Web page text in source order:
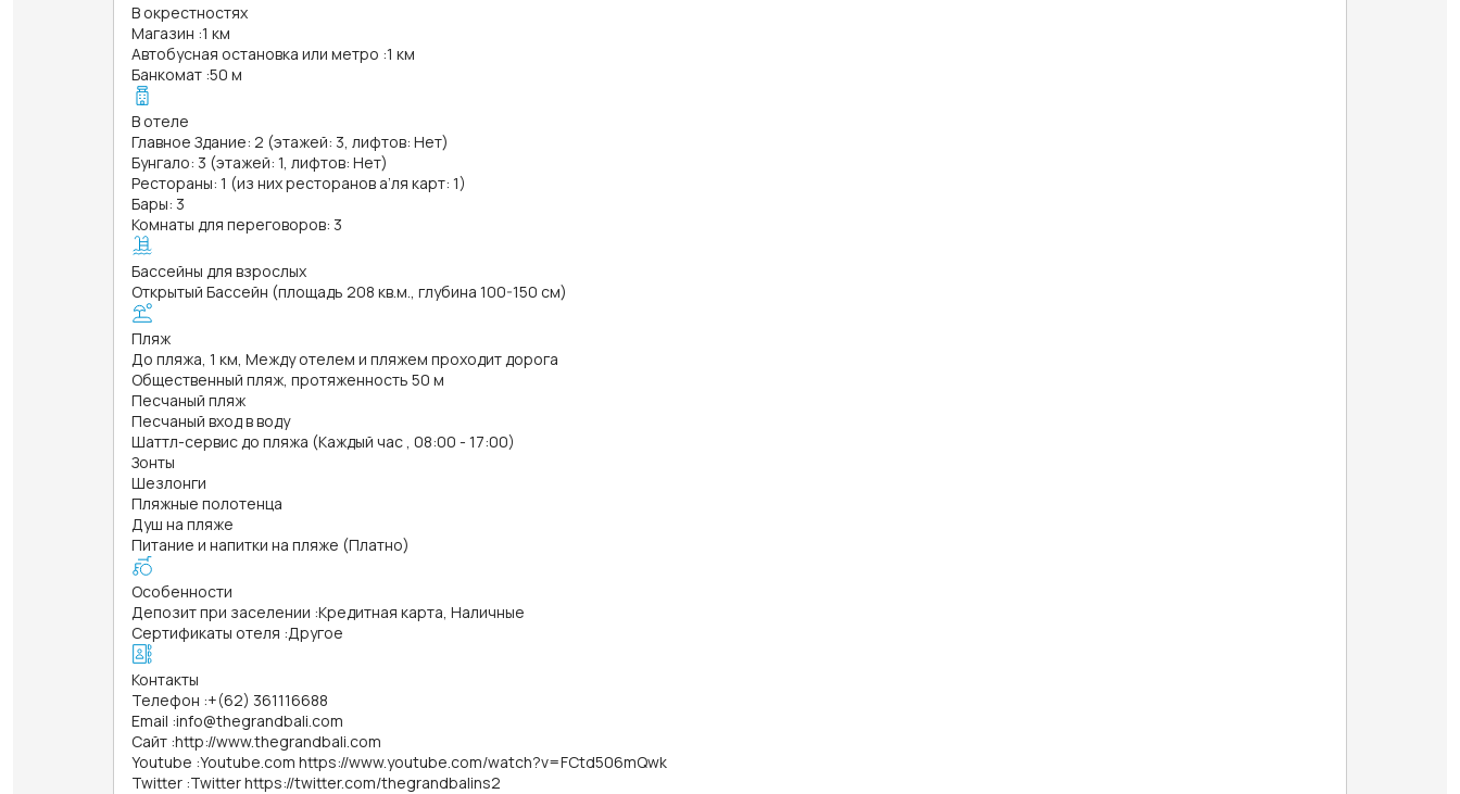
В окрестностях
Магазин :1 км
Автобусная остановка или метро :1 км
Банкомат :50 м
В отеле
Главное Здание: 2 (этажей: 3, лифтов: Нет)
Бунгало: 3 (этажей: 1, лифтов: Нет)
Рестораны: 1 (из них ресторанов а’ля карт: 1)
Бары: 3
Комнаты для переговоров: 3
Бассейны для взрослых
Открытый Бассейн (площадь 208 кв.м., глубина 100-150 см)
Пляж
До пляжа, 1 км, Между отелем и пляжем проходит дорога
Общественный пляж, протяженность 50 м
Песчаный пляж
Песчаный вход в воду
Шаттл-сервис до пляжа (Каждый час , 08:00 - 17:00)
Зонты
Шезлонги
Пляжные полотенца
Душ на пляже
Питание и напитки на пляже (Платно)
Особенности
Депозит при заселении :Кредитная карта, Наличные
Сертификаты отеля :Другое
Контакты
Телефон :+(62) 361116688
Email :info@thegrandbali.com
Сайт :http://www.thegrandbali.com
Youtube :Youtube.com https://www.youtube.com/watch?v=FCtd506mQwk
Twitter :Twitter https://twitter.com/thegrandbalins2